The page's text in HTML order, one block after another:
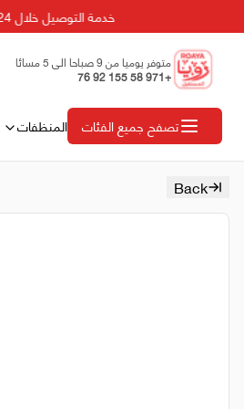
خدمة التوصيل خلال 24 ساعة
متوفر يوميا من 9 صباحا الى 5 مسائا
+971 58 155 92 76
تصفح جميع الفئات المنظفات
Back